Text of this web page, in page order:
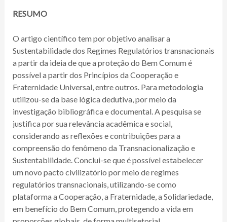
RESUMO
O artigo científico tem por objetivo analisar a
Sustentabilidade dos Regimes Regulatórios transnacionais
a partir da ideia de que a proteção do Bem Comum é
possível a partir dos Princípios da Cooperação e
Fraternidade Universal, entre outros. Para metodologia
utilizou-se da base lógica dedutiva, por meio da
investigação bibliográfica e documental. A pesquisa se
justifica por sua relevância acadêmica e social,
considerando as reflexões e contribuições para a
compreensão do fenômeno da Transnacionalização e
Sustentabilidade. Conclui-se que é possível estabelecer
um novo pacto civilizatório por meio de regimes
regulatórios transnacionais, utilizando-se como
plataforma a Cooperação, a Fraternidade, a Solidariedade,
em benefício do Bem Comum, protegendo a vida em